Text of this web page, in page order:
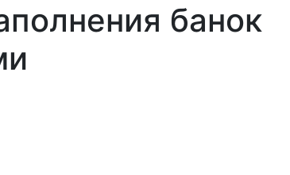
банок